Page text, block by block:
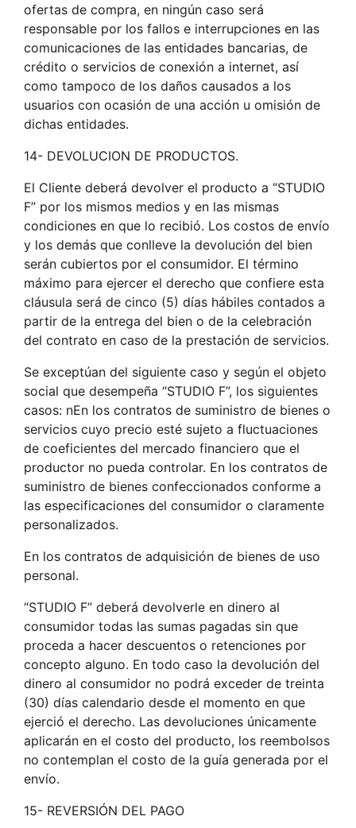
ofertas de compra, en ningún caso será
responsable por los fallos e interrupciones en las
comunicaciones de las entidades bancarias, de
crédito o servicios de conexión a internet, así
como tampoco de los daños causados a los
usuarios con ocasión de una acción u omisión de
dichas entidades.
14- DEVOLUCION DE PRODUCTOS.
El Cliente deberá devolver el producto a “STUDIO
F” por los mismos medios y en las mismas
condiciones en que lo recibió. Los costos de envío
y los demás que conlleve la devolución del bien
serán cubiertos por el consumidor. El término
máximo para ejercer el derecho que confiere esta
cláusula será de cinco (5) días hábiles contados a
partir de la entrega del bien o de la celebración
del contrato en caso de la prestación de servicios.
Se exceptúan del siguiente caso y según el objeto
social que desempeña “STUDIO F”, los siguientes
casos: nEn los contratos de suministro de bienes o
servicios cuyo precio esté sujeto a fluctuaciones
de coeficientes del mercado financiero que el
productor no pueda controlar. En los contratos de
suministro de bienes confeccionados conforme a
las especificaciones del consumidor o claramente
personalizados.
En los contratos de adquisición de bienes de uso
personal.
“STUDIO F” deberá devolverle en dinero al
consumidor todas las sumas pagadas sin que
proceda a hacer descuentos o retenciones por
concepto alguno. En todo caso la devolución del
dinero al consumidor no podrá exceder de treinta
(30) días calendario desde el momento en que
ejerció el derecho. Las devoluciones únicamente
aplicarán en el costo del producto, los reembolsos
no contemplan el costo de la guía generada por el
envío.
15- REVERSIÓN DEL PAGO